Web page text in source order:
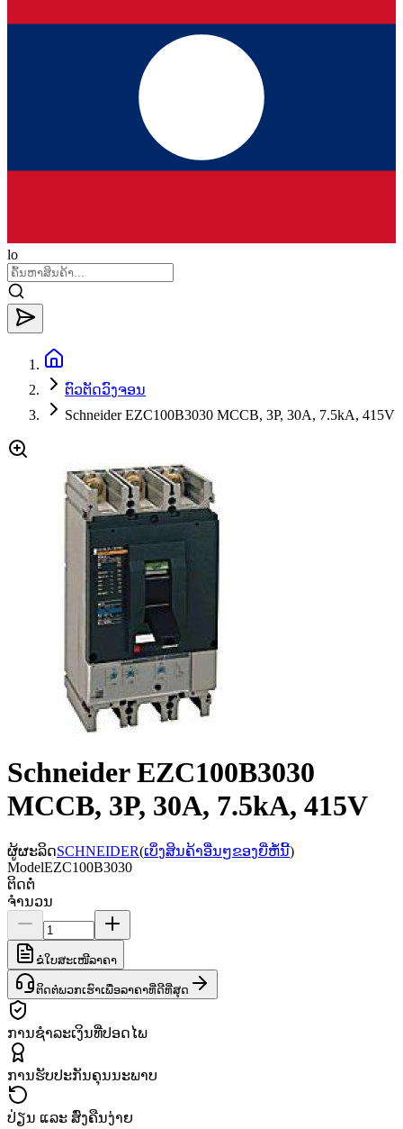
lo
ຕົວຕັດວົງຈອນ
Schneider EZC100B3030 MCCB, 3P, 30A, 7.5kA, 415V
Schneider EZC100B3030
MCCB, 3P, 30A, 7.5kA, 415V
ຜູ້ຜະລິດSCHNEIDER(ເບິ່ງສິນຄ້າອື່ນໆຂອງຍີ່ຫໍ້ນີ້)
ModelEZC100B3030
ຕິດຕໍ່
ຈຳນວນ
ຂໍໃບສະເໜີລາຄາ
ຕິດຕໍ່ພວກເຮົາເພື່ອລາຄາທີ່ດີທີ່ສຸດ
ການຊຳລະເງິນທີ່ປອດໄພ
ການຮັບປະກັນຄຸນນະພາບ
ປ່ຽນ ແລະ ສົ່ງຄືນງ່າຍ